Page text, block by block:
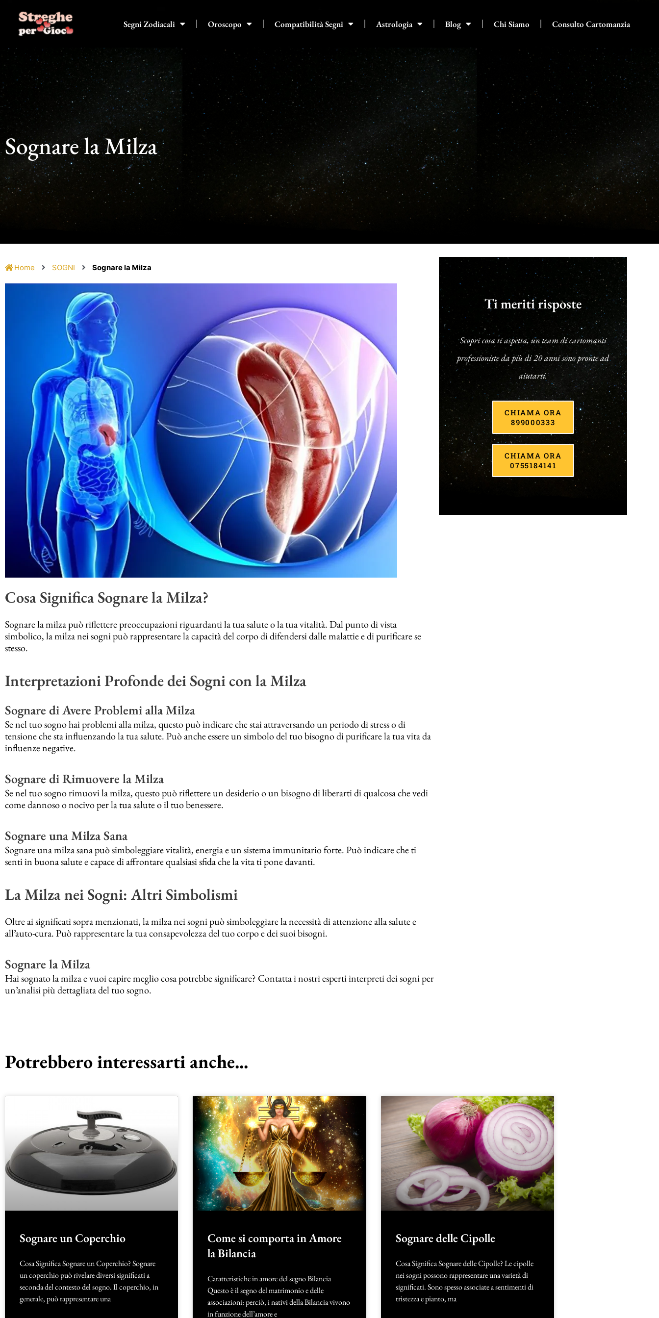
contenuto
Segni Zodiacali Oroscopo Compatibilità Segni Astrologia Blog Chi Siamo Consulto Cartomanzia
Sognare la Milza
Home SOGNI Sognare la Milza
Cosa Significa Sognare la Milza?
Sognare la milza può riflettere preoccupazioni riguardanti la tua salute o la tua vitalità. Dal punto di vista
simbolico, la milza nei sogni può rappresentare la capacità del corpo di difendersi dalle malattie e di purificare se
stesso.
Interpretazioni Profonde dei Sogni con la Milza
Sognare di Avere Problemi alla Milza
Se nel tuo sogno hai problemi alla milza, questo può indicare che stai attraversando un periodo di stress o di
tensione che sta influenzando la tua salute. Può anche essere un simbolo del tuo bisogno di purificare la tua vita da
influenze negative.
Sognare di Rimuovere la Milza
Se nel tuo sogno rimuovi la milza, questo può riflettere un desiderio o un bisogno di liberarti di qualcosa che vedi
come dannoso o nocivo per la tua salute o il tuo benessere.
Sognare una Milza Sana
Sognare una milza sana può simboleggiare vitalità, energia e un sistema immunitario forte. Può indicare che ti
senti in buona salute e capace di affrontare qualsiasi sfida che la vita ti pone davanti.
La Milza nei Sogni: Altri Simbolismi
Oltre ai significati sopra menzionati, la milza nei sogni può simboleggiare la necessità di attenzione alla salute e
all’auto-cura. Può rappresentare la tua consapevolezza del tuo corpo e dei suoi bisogni.
Sognare la Milza
Hai sognato la milza e vuoi capire meglio cosa potrebbe significare? Contatta i nostri esperti interpreti dei sogni per
un’analisi più dettagliata del tuo sogno.
Ti meriti risposte
Scopri cosa ti aspetta, un team di cartomanti
professioniste da più di 20 anni sono pronte ad
aiutarti.
CHIAMA ORA
899000333
CHIAMA ORA
0755184141
Potrebbero interessarti anche...
Sognare un Coperchio
Cosa Significa Sognare un Coperchio? Sognare
un coperchio può rivelare diversi significati a
seconda del contesto del sogno. Il coperchio, in
generale, può rappresentare una
Come si comporta in Amore
la Bilancia
Caratteristiche in amore del segno Bilancia
Questo è il segno del matrimonio e delle
associazioni: perciò, i nativi della Bilancia vivono
in funzione dell’amore e
Sognare delle Cipolle
Cosa Significa Sognare delle Cipolle? Le cipolle
nei sogni possono rappresentare una varietà di
significati. Sono spesso associate a sentimenti di
tristezza e pianto, ma